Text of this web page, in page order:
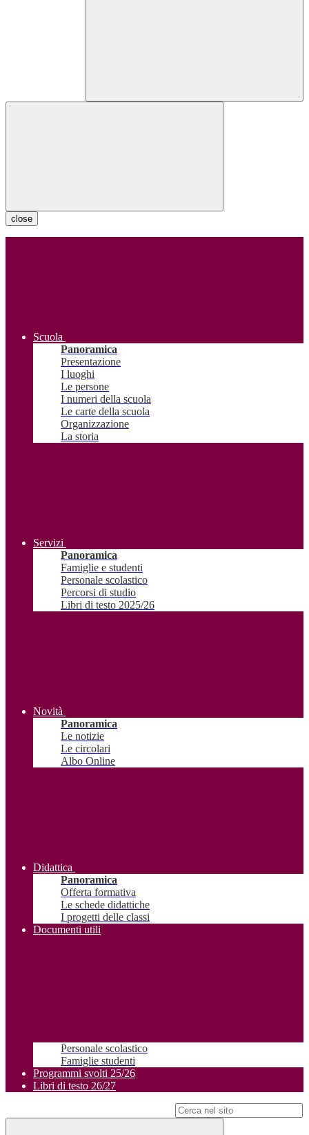
close
Scuola
Panoramica
Presentazione
I luoghi
Le persone
I numeri della scuola
Le carte della scuola
Organizzazione
La storia
Servizi
Panoramica
Famiglie e studenti
Personale scolastico
Percorsi di studio
Libri di testo 2025/26
Novità
Panoramica
Le notizie
Le circolari
Albo Online
Didattica
Panoramica
Offerta formativa
Le schede didattiche
I progetti delle classi
Documenti utili
Personale scolastico
Famiglie studenti
Programmi svolti 25/26
Libri di testo 26/27